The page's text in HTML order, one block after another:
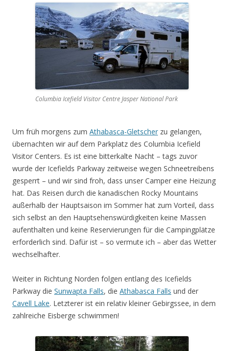
Columbia Icefield Visitor Centre Jasper National Park
Um früh morgens zum Athabasca-Gletscher zu gelangen,
übernachten wir auf dem Parkplatz des Columbia Icefield
Visitor Centers. Es ist eine bitterkalte Nacht – tags zuvor
wurde der Icefields Parkway zeitweise wegen Schneetreibens
gesperrt – und wir sind froh, dass unser Camper eine Heizung
hat. Das Reisen durch die kanadischen Rocky Mountains
außerhalb der Hauptsaison im Sommer hat zum Vorteil, dass
sich selbst an den Hauptsehenswürdigkeiten keine Massen
aufenthalten und keine Reservierungen für die Campingplätze
erforderlich sind. Dafür ist – so vermute ich – aber das Wetter
wechselhafter.
Weiter in Richtung Norden folgen entlang des Icefields
Parkway die Sunwapta Falls, die Athabasca Falls und der
Cavell Lake. Letzterer ist ein relativ kleiner Gebirgssee, in dem
zahlreiche Eisberge schwimmen!